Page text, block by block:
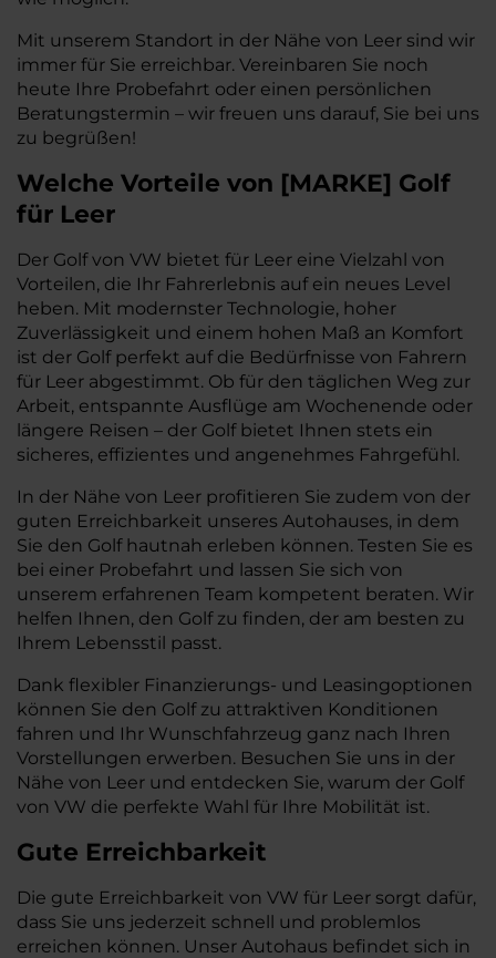
Mit unserem Standort in der Nähe von Leer sind wir
immer für Sie erreichbar. Vereinbaren Sie noch
heute Ihre Probefahrt oder einen persönlichen
Beratungstermin – wir freuen uns darauf, Sie bei uns
zu begrüßen!
Welche Vorteile von [MARKE] Golf
für Leer
Der Golf von VW bietet für Leer eine Vielzahl von
Vorteilen, die Ihr Fahrerlebnis auf ein neues Level
heben. Mit modernster Technologie, hoher
Zuverlässigkeit und einem hohen Maß an Komfort
ist der Golf perfekt auf die Bedürfnisse von Fahrern
für Leer abgestimmt. Ob für den täglichen Weg zur
Arbeit, entspannte Ausflüge am Wochenende oder
längere Reisen – der Golf bietet Ihnen stets ein
sicheres, effizientes und angenehmes Fahrgefühl.
In der Nähe von Leer profitieren Sie zudem von der
guten Erreichbarkeit unseres Autohauses, in dem
Sie den Golf hautnah erleben können. Testen Sie es
bei einer Probefahrt und lassen Sie sich von
unserem erfahrenen Team kompetent beraten. Wir
helfen Ihnen, den Golf zu finden, der am besten zu
Ihrem Lebensstil passt.
Dank flexibler Finanzierungs- und Leasingoptionen
können Sie den Golf zu attraktiven Konditionen
fahren und Ihr Wunschfahrzeug ganz nach Ihren
Vorstellungen erwerben. Besuchen Sie uns in der
Nähe von Leer und entdecken Sie, warum der Golf
von VW die perfekte Wahl für Ihre Mobilität ist.
Gute Erreichbarkeit
Die gute Erreichbarkeit von VW für Leer sorgt dafür,
dass Sie uns jederzeit schnell und problemlos
erreichen können. Unser Autohaus befindet sich in